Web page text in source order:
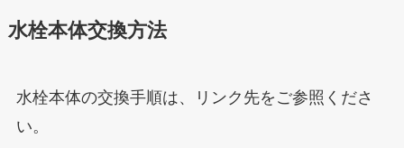
水栓本体交換方法
水栓本体の交換手順は、リンク先をご参照くださ
い。